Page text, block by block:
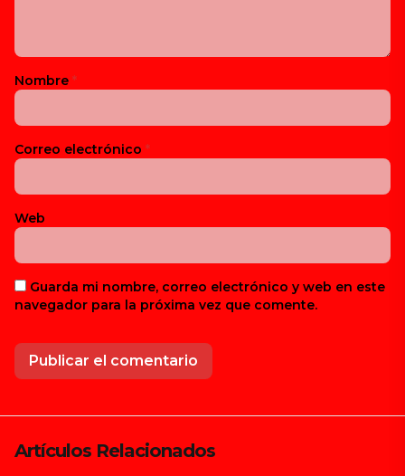
Nombre *
Correo electrónico *
Web
Guarda mi nombre, correo electrónico y web en este
navegador para la próxima vez que comente.
Artículos Relacionados